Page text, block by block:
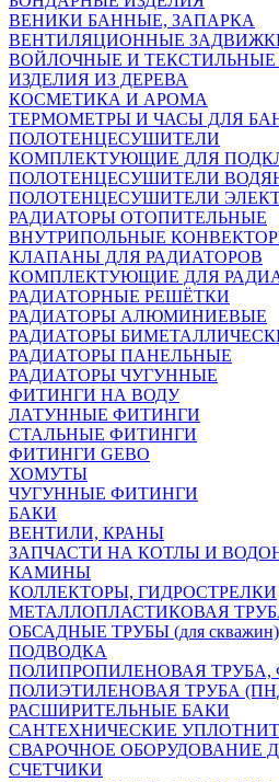
ВЕНИКИ БАННЫЕ, ЗАПАРКА
ВЕНТИЛЯЦИОННЫЕ
ВОЙЛОЧНЫЕ И ТЕКСТИЛЬНЫЕ
ИЗДЕЛИЯ ИЗ ДЕРЕВА
КОСМЕТИКА И АРОМА
ТЕРМОМЕТРЫ И ЧАСЫ ДЛЯ
ПОЛОТЕНЦЕСУШИТЕЛИ
КОМПЛЕКТУЮЩИЕ ДЛЯ
ПОЛОТЕНЦЕСУШИТЕЛИ
ПОЛОТЕНЦЕСУШИТЕЛИ
РАДИАТОРЫ ОТОПИТЕЛЬНЫЕ
ВНУТРИПОЛЬНЫЕ
КЛАПАНЫ ДЛЯ РАДИАТОРОВ
КОМПЛЕКТУЮЩИЕ ДЛЯ
РАДИАТОРНЫЕ РЕШЁТКИ
РАДИАТОРЫ АЛЮМИНИЕВЫЕ
РАДИАТОРЫ
РАДИАТОРЫ ПАНЕЛЬНЫЕ
РАДИАТОРЫ ЧУГУННЫЕ
ФИТИНГИ НА ВОДУ
ЛАТУННЫЕ ФИТИНГИ
СТАЛЬНЫЕ ФИТИНГИ
ФИТИНГИ GEBO
ХОМУТЫ
ЧУГУННЫЕ ФИТИНГИ
БАКИ
ВЕНТИЛИ, КРАНЫ
ЗАПЧАСТИ НА КОТЛЫ И
КАМИНЫ
КОЛЛЕКТОРЫ, ГИДРОСТРЕЛКИ
МЕТАЛЛОПЛАСТИКОВАЯ
ОБСАДНЫЕ ТРУБЫ (для скважин)
ПОДВОДКА
ПОЛИПРОПИЛЕНОВАЯ ТРУБА,
ПОЛИЭТИЛЕНОВАЯ ТРУБА
РАСШИРИТЕЛЬНЫЕ БАКИ
САНТЕХНИЧЕСКИЕ
СВАРОЧНОЕ ОБОРУДОВАНИЕ
СЧЕТЧИКИ